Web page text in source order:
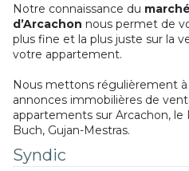
Notre connaissance du
d’Arcachon nous permet de
plus fine et la plus juste sur la
votre appartement.
Nous mettons régulièrement à
annonces immobilières de
appartements sur Arcachon, le
Buch, Gujan-Mestras.
Syndic